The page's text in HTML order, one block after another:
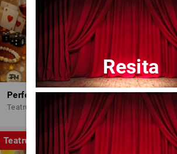
Perfect Necăsătoriți
Teatrul Amzei
Teatru
Resita